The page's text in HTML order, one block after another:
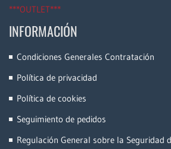
***OUTLET***
INFORMACIÓN
Condiciones Generales Contratación
Política de privacidad
Política de cookies
Seguimiento de pedidos
Regulación General sobre la Seguridad